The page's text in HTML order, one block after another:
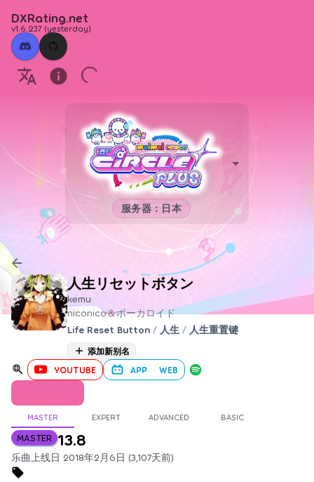
DXRating.net
v1.6.237 (yesterday)
服务器：日本
人生リセットボタン
kemu
niconico＆ボーカロイド
Life Reset Button / 人生 / 人生重置键
添加新别名
YOUTUBE APP WEB
MASTER EXPERT ADVANCED BASIC
MASTER 13.8
乐曲上线日 2018年2月6日 (3,107天前)